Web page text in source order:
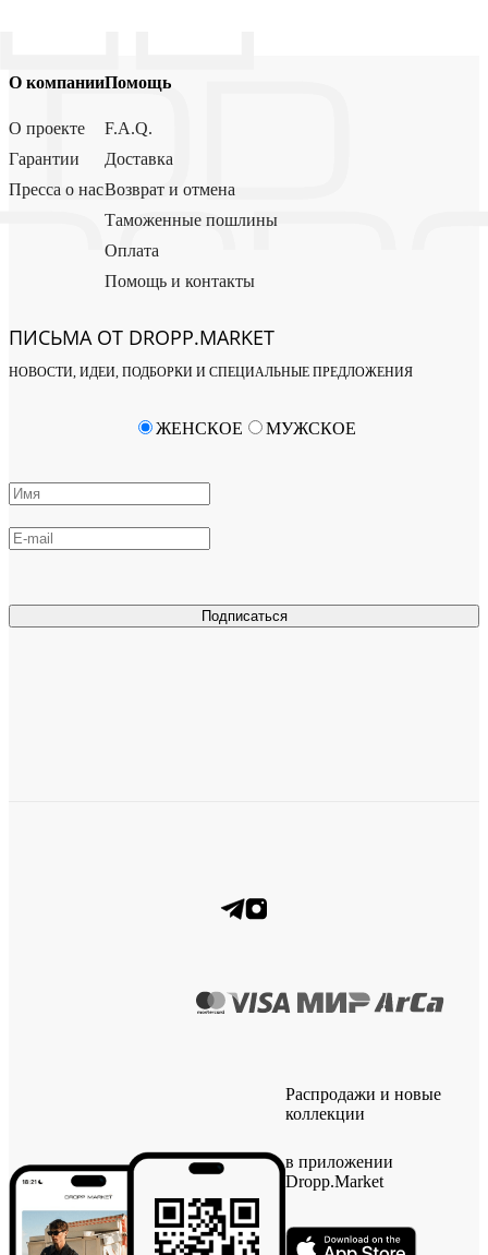
О компании
О проекте
Гарантии
Пресса о нас
Помощь
F.A.Q.
Доставка
Возврат и отмена
Таможенные пошлины
Оплата
Помощь и контакты
ПИСЬМА ОТ DROPP.MARKET
НОВОСТИ, ИДЕИ, ПОДБОРКИ И СПЕЦИАЛЬНЫЕ ПРЕДЛОЖЕНИЯ
Подписаться
ЖЕНСКОЕ МУЖСКОЕ
Распродажи и новые
коллекции
в приложении
Dropp.Market